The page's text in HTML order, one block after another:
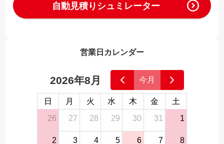
自動見積りシュミレーター
営業日カレンダー
2026年8月 今月
日 月 火 水 木 金
土
26
27 28 29 30 31 1
2 3 4 5 6 7 8